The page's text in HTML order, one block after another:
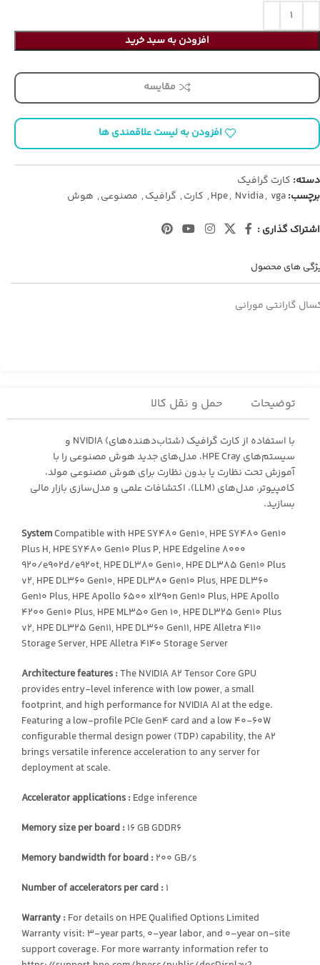
افزودن به سبد خرید
مقایسه
افزودن به لیست علاقمندی ها
دسته: کارت گرافیک
برچسب:
Hpe, Nvidia, vga
, کارت, گرافیک, مصنوعی, هوش
اشتراک گذاری :
های محصول
گارانتی مورانی
توضیحات حمل و نقل کالا
با استفاده از کارت گرافیک (شتاب‌دهنده‌های) NVIDIA و
سیستم‌های HPE Cray، مدل‌های جدید هوش مصنوعی را با
آموزش تحت نظارت یا بدون نظارت برای هوش مصنوعی مولد،
کامپیوتر، مدل‌های (LLM)، اکتشافات علمی و مدل‌سازی بازار مالی
بسازید.
SystemCompatible with HPE SY480 Gen10, HPE SY480 Gen10
Plus H, HPE SY480 Gen10 Plus P, HPE Edgeline 8000
920/e902d/e920t, HPE DL380 Gen10, HPE DL385 Gen10 Plus
v2, HPE DL360 Gen10, HPE DL380 Gen10 Plus, HPE DL360
Gen10 Plus, HPE Apollo 6500 xl290n Gen10 Plus, HPE Apollo
4200 Gen10 Plus, HPE ML350 Gen 10, HPE DL325 Gen10 Plus
v2, HPE DL325 Gen11, HPE DL360 Gen11, HPE Alletra 4110
Storage Server, HPE Alletra 4140 Storage Server
Architecture features :The NVIDIA A2 Tensor Core GPU
provides entry-level inference with low power, a small
footprint, and high performance for NVIDIA AI at the edge.
Featuring a low-profile PCIe Gen4 card and a low 40-60W
configurable thermal design power (TDP) capability, the A2
brings versatile inference acceleration to any server for
deployment at scale.
Accelerator applications :Edge inference
Memory size per board :16 GB GDDR6
Memory bandwidth for board :200 GB/s
Number of accelerators per card :1
Warranty :For details on HPE Qualified Options Limited
Warranty visit: 3-year parts, 0-year labor, and 0-year on-site
support coverage. For more warranty information refer to